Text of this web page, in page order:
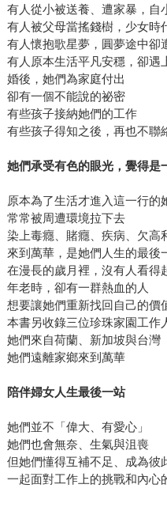
有人從小被送養、遭家暴，自
有人被父母當搖錢樹，少女時
有人懷抱歌星夢，圓夢途中卻
有人原本生活平凡安穩，卻遇
婚後，她們為家庭付出
卻有一個不能說的祕密
有些孩子接納她們的工作
有些孩子得知之後，再也不聯
她們承受有色的眼光，覺得是
原本為了生活才進入這一行的
常常被周遭環境拉下去
染上毒癮、賭癮、疾病、欠
來到萬華，是她們人生的最後
在漫長的歲月裡，沒有人看得
年老時，卻有一群熱血的人
想要讓她們重新找回自己的價
本書另收錄三位珍珠家園工作
她們來自荷蘭、新加坡與台灣
她們遠離家鄉來到萬華
陪伴婦女人生最後一站
她們並不「偉大、有愛心」
她們也會無奈、生氣與沮喪
但她們懂得互補不足、成為彼
一起面對工作上的挑戰和內心